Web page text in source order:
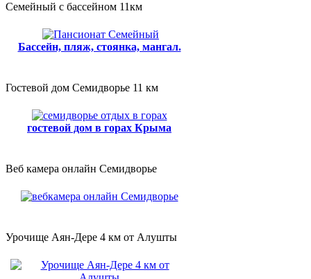
Семейный с бассейном 11км
Бассейн, пляж, стоянка, мангал.
Гостевой дом Семидворье 11 км
гостевой дом в горах Крыма
Веб камера онлайн Семидворье
Урочище Аян-Дере 4 км от Алушты